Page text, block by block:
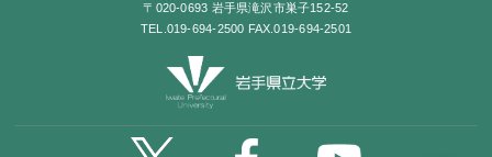
〒020-0693 岩手県滝沢市巣子152-52
TEL.019-694-2500 FAX.019-694-2501